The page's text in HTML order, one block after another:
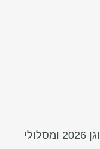
כמה עולה דיור מוגן – מחירי דיור מוגן 2026 ומסלולי